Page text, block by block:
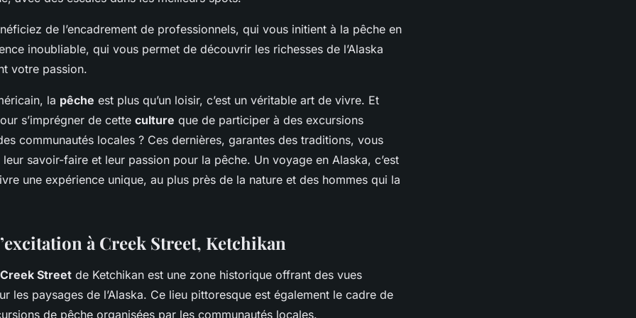
de l’encadrement de professionnels, qui vous initient à la pêche en
inoubliable, qui vous permet de découvrir les richesses de l’Alaska
votre passion.
la pêche est plus qu’un loisir, c’est un véritable art de vivre. Et
s’imprégner de cette culture que de participer à des excursions
communautés locales ? Ces dernières, garantes des traditions, vous
savoir-faire et leur passion pour la pêche. Un voyage en Alaska, c’est
une expérience unique, au plus près de la nature et des hommes qui la
à Creek Street, Ketchikan
Creek Street de Ketchikan est une zone historique offrant des vues
les paysages de l’Alaska. Ce lieu pittoresque est également le cadre de
de pêche organisées par les communautés locales.